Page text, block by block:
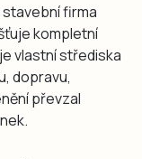
firma
kompletní
vlastní střediska
dopravu,
převzal